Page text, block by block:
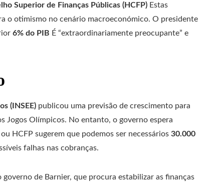
Superior de Finanças Públicas (HCFP) Estas
o otimismo no cenário macroeconómico. O presidente
6% do PIB É “extraordinariamente preocupante” e
(INSEE) publicou uma previsão de crescimento para
Jogos Olímpicos. No entanto, o governo espera
HCFP sugerem que podemos ser necessários 30.000
falhas nas cobranças.
de Barnier, que procura estabilizar as finanças